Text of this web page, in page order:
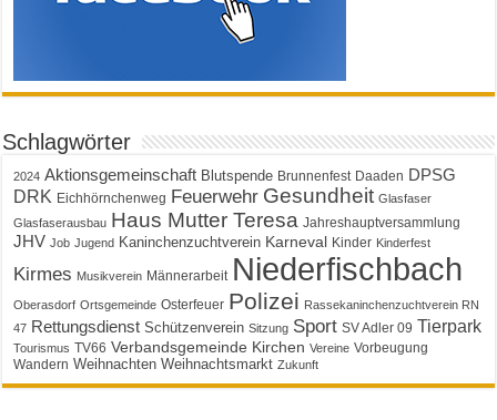
Schlagwörter
2024 Aktionsgemeinschaft Blutspende Brunnenfest Daaden DPSG
DRK Eichhörnchenweg Feuerwehr Gesundheit Glasfaser
Glasfaserausbau Haus Mutter Teresa Jahreshauptversammlung
JHV Job Jugend Kaninchenzuchtverein Karneval Kinder Kinderfest
Kirmes Musikverein Männerarbeit Niederfischbach
Oberasdorf Ortsgemeinde Osterfeuer Polizei Rassekaninchenzuchtverein RN
47 Rettungsdienst Schützenverein Sitzung Sport SV Adler 09 Tierpark
Tourismus TV66 Verbandsgemeinde Kirchen Vereine Vorbeugung
Wandern Weihnachten Weihnachtsmarkt Zukunft